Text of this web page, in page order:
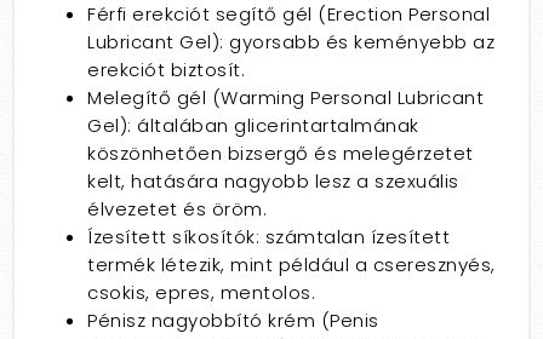
Férfi erekciót segítő gél (Erection Personal
Lubricant Gel): gyorsabb és keményebb az
erekciót biztosít.
Melegítő gél (Warming Personal Lubricant
Gel): általában glicerintartalmának
köszönhetően bizsergő és melegérzetet
kelt, hatására nagyobb lesz a szexuális
élvezetet és öröm.
Ízesített síkosítók: számtalan ízesített
termék létezik, mint például a cseresznyés,
csokis, epres, mentolos.
Pénisz nagyobbító krém (Penis